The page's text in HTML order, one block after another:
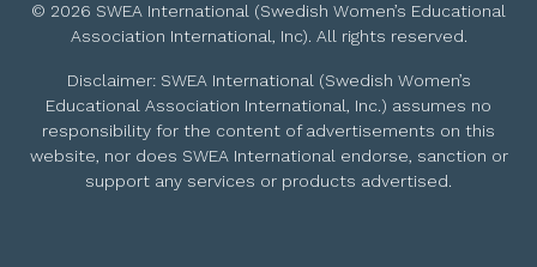
© 2026 SWEA International (Swedish Women’s Educational
Association International, Inc). All rights reserved.
Disclaimer: SWEA International (Swedish Women’s
Educational Association International, Inc.) assumes no
responsibility for the content of advertisements on this
website, nor does SWEA International endorse, sanction or
support any services or products advertised.